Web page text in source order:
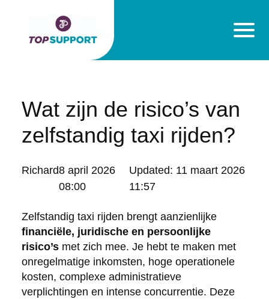
Wat zijn de risico’s van
zelfstandig taxi rijden?
Posted
Richard8 april 2026
08:00
Updated: 11 maart 2026
11:57
Zelfstandig taxi rijden brengt aanzienlijke
financiële, juridische en persoonlijke
risico’smet zich mee. Je hebt te maken met
onregelmatige inkomsten, hoge operationele
kosten, complexe administratieve
verplichtingen en intense concurrentie. Deze